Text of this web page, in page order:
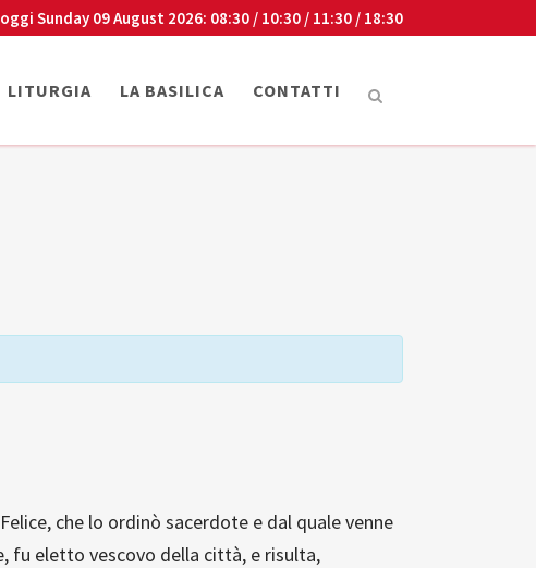
Sunday 09 August 2026: 08:30 / 10:30 / 11:30 / 18:30
LITURGIA LA BASILICA CONTATTI
che lo ordinò sacerdote e dal quale venne
fu eletto vescovo della città, e risulta,